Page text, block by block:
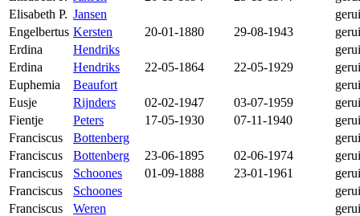
Elisabeth P. Jansen
Engelbertus Kersten 20-01-1880 29-08-1943
Erdina
Hendriks
Erdina
Hendriks 22-05-1864 22-05-1929
Euphemia
Beaufort
Eusje
Rijnders 02-02-1947 03-07-1959
Fientje
Peters 17-05-1930 07-11-1940
Franciscus
Bottenberg
Franciscus
Bottenberg 23-06-1895 02-06-1974
Franciscus
Schoones 01-09-1888 23-01-1961
Franciscus
Schoones
Franciscus
Weren